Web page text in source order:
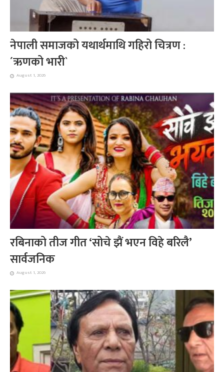
नेपाली समाजको यथार्थमाथि गहिरो चित्रण :
´ऋणको भारी`
August 1, 2026
रबिनाको तीज गीत ‘सोचे झैं भएन विहे बरिलै’
सार्वजनिक
August 1, 2026